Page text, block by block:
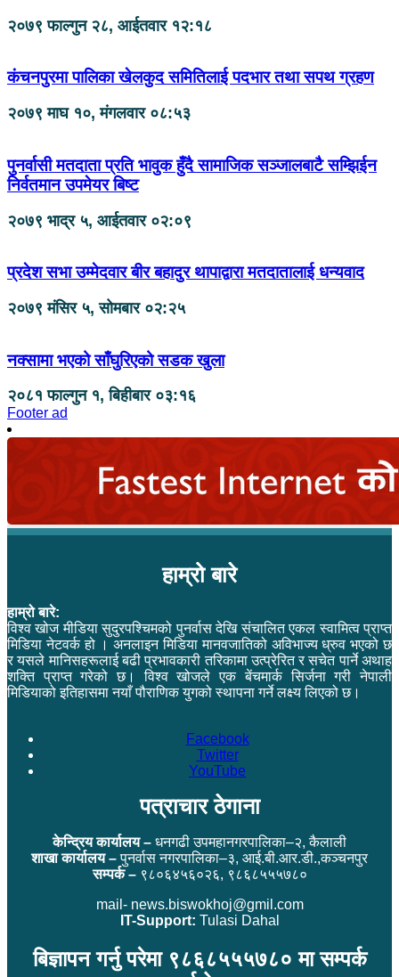
२०७९ फाल्गुन २८, आईतवार १२:१८
कंचनपुरमा पालिका खेलकुद समितिलाई पदभार तथा सपथ ग्रहण
२०७९ माघ १०, मंगलवार ०८:५३
पुनर्वासी मतदाता प्रति भावुक हुँदै सामाजिक सञ्जालबाटै सम्झिईन
निर्वतमान उपमेयर बिष्ट
२०७९ भाद्र ५, आईतवार ०२:०९
प्रदेश सभा उम्मेदवार बीर बहादुर थापाद्वारा मतदातालाई धन्यवाद
२०७९ मंसिर ५, सोमबार ०२:२५
नक्सामा भएको साँघुरिएको सडक खुला
२०८१ फाल्गुन १, बिहीबार ०३:१६
Footer ad
हाम्रो बारे
हाम्रो बारे:
विश्व खोज मीडिया सुदुरपश्चिमको पुनर्वास देखि संचालित एकल स्वामित्व प्राप्त
मिडिया नेटवर्क हो । अनलाइन मिडिया मानवजातिको अविभाज्य ध्रुव भएको छ
र यसले मानिसहरूलाई बढी प्रभावकारी तरिकामा उत्प्रेरित र सचेत पार्ने अथाह
शक्ति प्राप्त गरेको छ। विश्व खोजले एक बेंचमार्क सिर्जना गरी नेपाली
मिडियाको इतिहासमा नयाँ पौराणिक युगको स्थापना गर्ने लक्ष्य लिएको छ।
Facebook
Twitter
YouTube
पत्राचार ठेगाना
केन्द्रिय कार्यालय – धनगढी उपमहानगरपालिका–२, कैलाली
शाखा कार्यालय –पुनर्वास नगरपालिका–३, आई.बी.आर.डी.,कञ्चनपुर
सम्पर्क –९८०६४५६०२६, ९८६८५५५७८०
mail- news.biswokhoj@gmil.com
IT-Support: Tulasi Dahal
बिज्ञापन गर्नु परेमा ९८६८५५५७८० मा सम्पर्क